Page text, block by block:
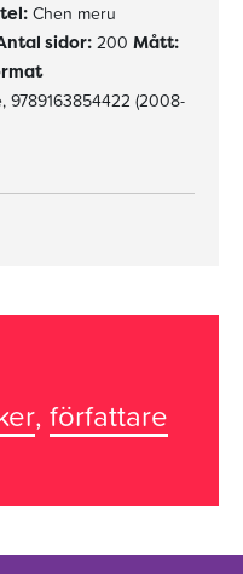
Chen meru
sidor: 200 Mått:
9789163854422 (2008-
, författare